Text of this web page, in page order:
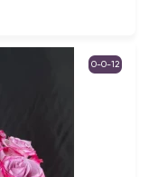
0-0-12